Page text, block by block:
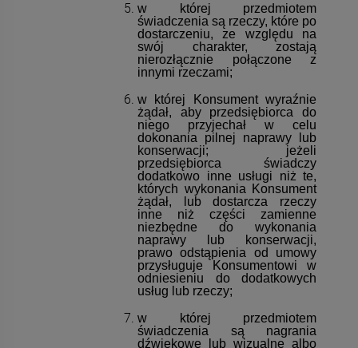
w której przedmiotem
świadczenia są rzeczy, które po
dostarczeniu, ze względu na
swój charakter, zostają
nierozłącznie połączone z
innymi rzeczami;
w której Konsument wyraźnie
żądał, aby przedsiębiorca do
niego przyjechał w celu
dokonania pilnej naprawy lub
konserwacji; jeżeli
przedsiębiorca świadczy
dodatkowo inne usługi niż te,
których wykonania Konsument
żądał, lub dostarcza rzeczy
inne niż części zamienne
niezbędne do wykonania
naprawy lub konserwacji,
prawo odstąpienia od umowy
przysługuje Konsumentowi w
odniesieniu do dodatkowych
usług lub rzeczy;
w której przedmiotem
świadczenia są nagrania
dźwiękowe lub wizualne albo